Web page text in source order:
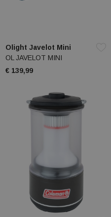
Olight Javelot Mini
OL JAVELOT MINI
€ 139,99